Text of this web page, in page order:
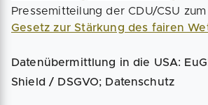
Pressemitteilung der CDU/CSU
Gesetz zur Stärkung des fairen
Datenübermittlung in die USA:
Shield / DSGVO; Datenschutz